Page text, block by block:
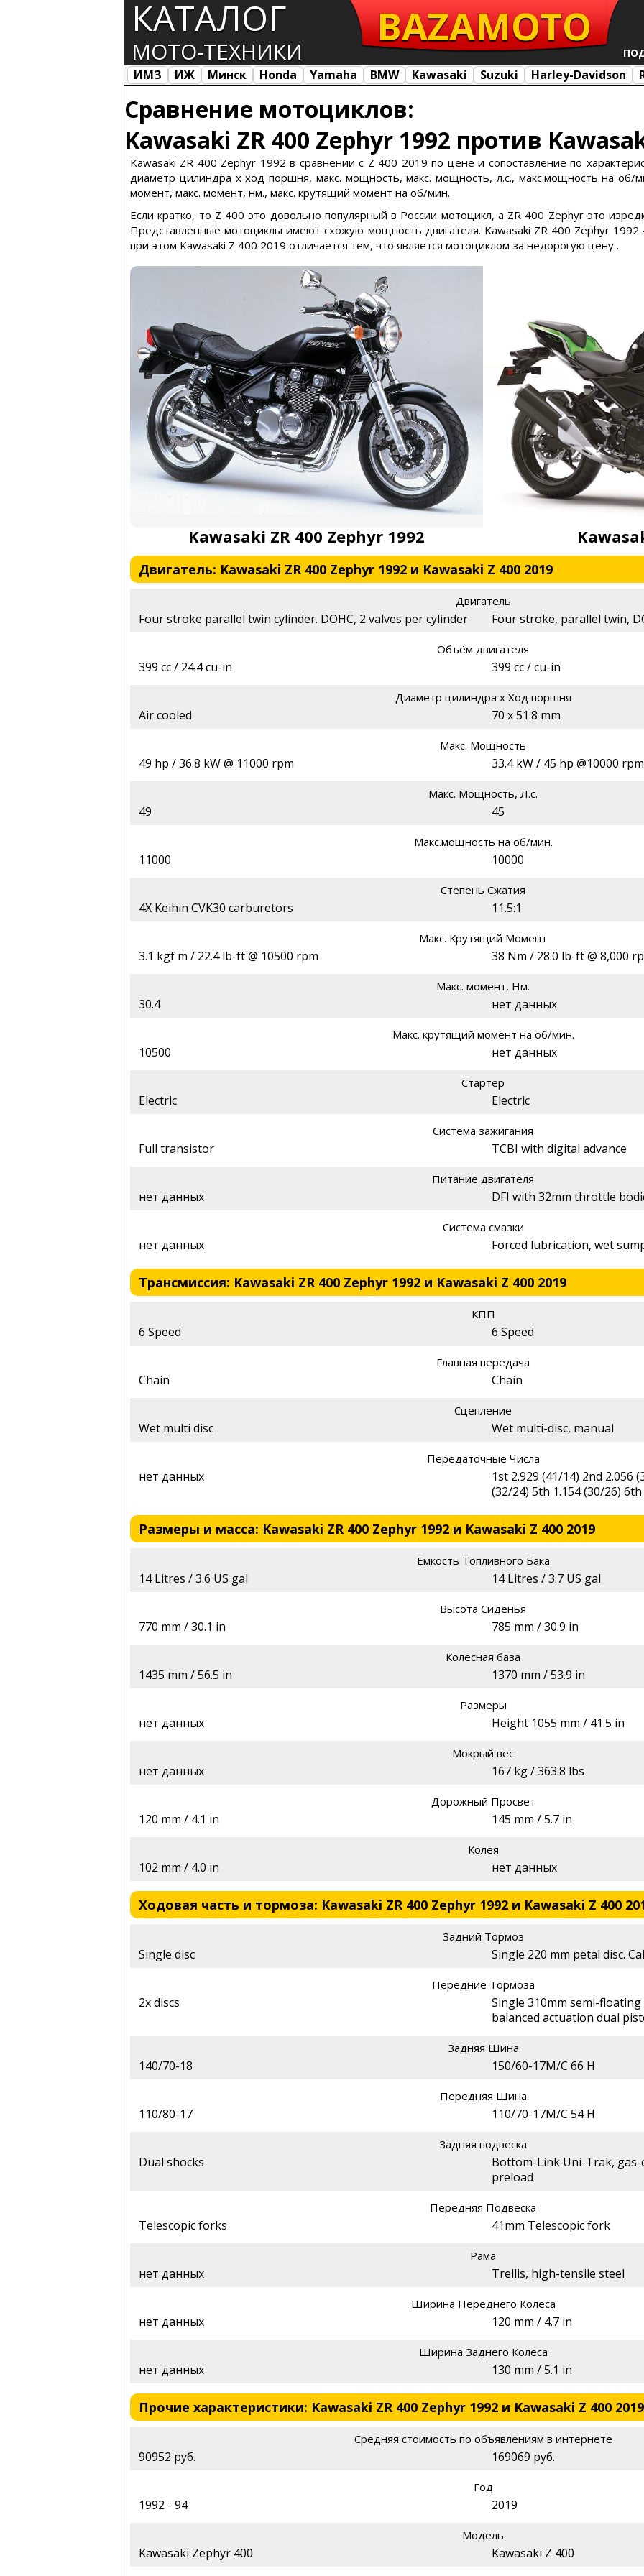
КАТАЛОГ
МОТО-ТЕХНИКИ
BAZAMOTO
ИМЗ ИЖ Минск Honda Yamaha BMW Kawasaki Suzuki Harley-Davidson
Сравнение мотоциклов:
Kawasaki ZR 400 Zephyr 1992 против
Kawasaki ZR 400 Zephyr 1992 в сравнении с Z 400 2019 по цене и сопоставление по
диаметр цилиндра х ход поршня, макс. мощность, макс. мощность, л.с., макс.мощность на об/
момент, макс. момент, нм., макс. крутящий момент на об/мин.
Если кратко, то Z 400 это довольно популярный в России мотоцикл, а ZR 400 Zephyr это
Представленные мотоциклы имеют схожую мощность двигателя. Kawasaki ZR 400 Zephyr 1992
при этом Kawasaki Z 400 2019 отличается тем, что является мотоциклом за недорогую цену .
Kawasaki ZR 400 Zephyr 1992
Двигатель: Kawasaki ZR 400 Zephyr 1992 и Kawasaki Z 400 2019
Двигатель
Four stroke parallel twin cylinder. DOHC, 2 valves per cylinder Four stroke, parallel twin,
Объём двигателя
399 cc / 24.4 cu-in 399 cc / cu-in
Диаметр цилиндра х Ход поршня
Air cooled 70 x 51.8 mm
Макс. Мощность
49 hp / 36.8 kW @ 11000 rpm 33.4 kW / 45 hp @10000 rpm
Макс. Мощность, Л.с.
49 45
Макс.мощность на об/мин.
11000 10000
Степень Сжатия
4X Keihin CVK30 carburetors 11.5:1
Макс. Крутящий Момент
3.1 kgf m / 22.4 lb-ft @ 10500 rpm 38 Nm / 28.0 lb-ft @ 8,000
Макс. момент, Нм.
30.4 нет данных
Макс. крутящий момент на об/мин.
10500 нет данных
Стартер
Electric Electric
Система зажигания
Full transistor TCBI with digital advance
Питание двигателя
нет данных DFI with 32mm throttle
Система смазки
нет данных Forced lubrication, wet
Трансмиссия: Kawasaki ZR 400 Zephyr 1992 и Kawasaki Z 400 2019
КПП
6 Speed 6 Speed
Главная передача
Chain Chain
Сцепление
Wet multi disc Wet multi-disc, manual
Передаточные Числа
нет данных
1st 2.929 (41/14) 2nd 2.056
(32/24) 5th 1.154 (30/26)
Размеры и масса: Kawasaki ZR 400 Zephyr 1992 и Kawasaki Z 400 2019
Емкость Топливного Бака
14 Litres / 3.6 US gal 14 Litres / 3.7 US gal
Высота Сиденья
770 mm / 30.1 in 785 mm / 30.9 in
Колесная база
1435 mm / 56.5 in 1370 mm / 53.9 in
Размеры
нет данных Height 1055 mm / 41.5 in
Мокрый вес
нет данных 167 kg / 363.8 lbs
Дорожный Просвет
120 mm / 4.1 in 145 mm / 5.7 in
Колея
102 mm / 4.0 in нет данных
Ходовая часть и тормоза: Kawasaki ZR 400 Zephyr 1992 и Kawasaki Z 400
Задний Тормоз
Single disc Single 220 mm petal disc.
Передние Тормоза
2x discs
Single 310mm semi-
balanced actuation dual
Задняя Шина
140/70-18 150/60-17M/C 66 H
Передняя Шина
110/80-17 110/70-17M/C 54 H
Задняя подвеска
Dual shocks
Bottom-Link Uni-Trak,
preload
Передняя Подвеска
Telescopic forks 41mm Telescopic fork
Рама
нет данных Trellis, high-tensile steel
Ширина Переднего Колеса
нет данных 120 mm / 4.7 in
Ширина Заднего Колеса
нет данных 130 mm / 5.1 in
Прочие характеристики: Kawasaki ZR 400 Zephyr 1992 и Kawasaki Z 400 2019
Средняя стоимость по объявлениям в интернете
90952 руб. 169069 руб.
Год
1992 - 94 2019
Модель
Kawasaki Zephyr 400 Kawasaki Z 400